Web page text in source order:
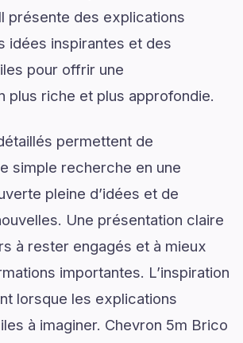
présente des explications
idées inspirantes et des
pour offrir une
plus riche et plus approfondie.
permettent de
simple recherche en une
pleine d’idées et de
Une présentation claire
à rester engagés et à mieux
importantes. L’inspiration
lorsque les explications
à imaginer. Chevron 5m Brico